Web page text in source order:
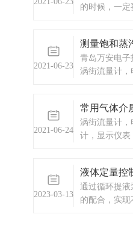
的时候，一
气流量计，
2021-06-23
测量饱和蒸
青岛万安电子
涡街流量计
等，以及承接
电咨询。
2021-06-24
常用气体介
涡街流量计
计，显示仪表
2023-03-13
液体定量控
通过循环提
的配合，实